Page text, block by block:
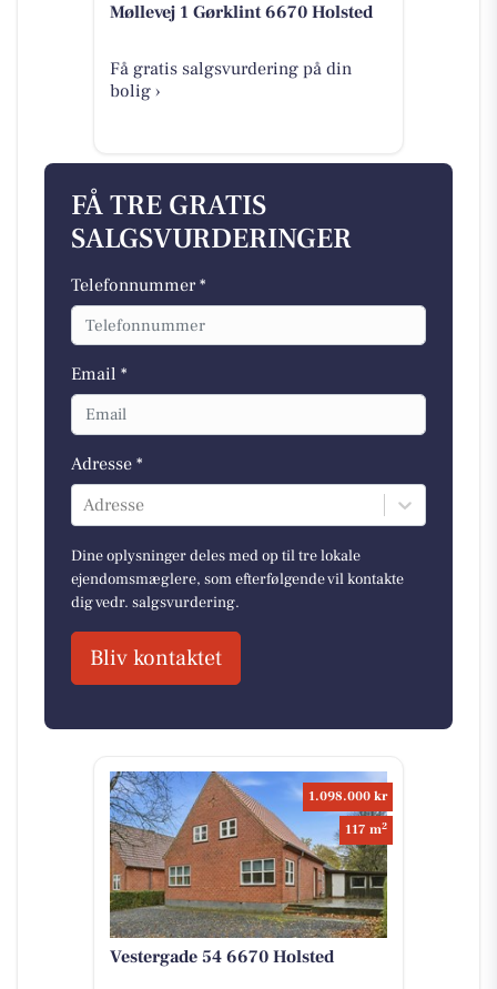
Møllevej 1 Gørklint 6670 Holsted
Få gratis salgsvurdering på din
bolig ›
FÅ TRE GRATIS
SALGSVURDERINGER
Telefonnummer *
Email *
Adresse *
Adresse
Dine oplysninger deles med op til tre lokale
ejendomsmæglere, som efterfølgende vil kontakte
dig vedr. salgsvurdering.
Bliv kontaktet
1.098.000 kr
117 m2
Vestergade 54 6670 Holsted